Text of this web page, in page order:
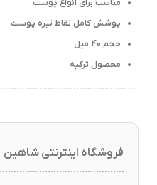
مناسب برای انواع پوست
پوشش کامل نقاط تیره پوست
حجم 40 میل
محصول ترکیه
فروشگاه اینترنتی شاهین